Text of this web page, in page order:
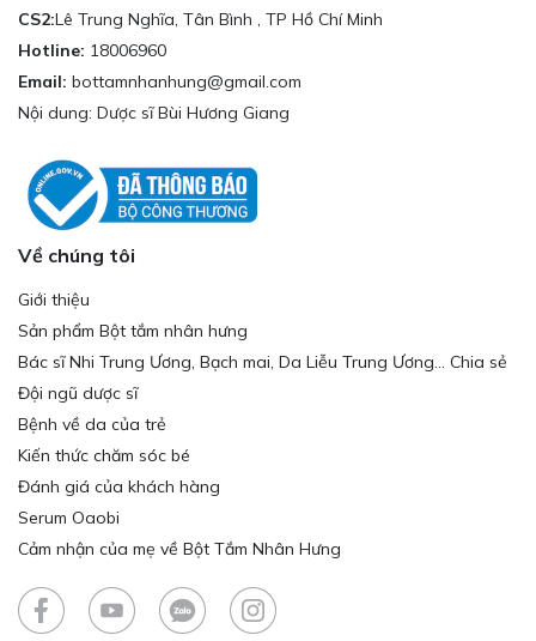
CS2:Lê Trung Nghĩa, Tân Bình , TP Hồ Chí Minh
Hotline: 18006960
Email: bottamnhanhung@gmail.com
Nội dung: Dược sĩ Bùi Hương Giang
Về chúng tôi
Giới thiệu
Sản phẩm Bột tắm nhân hưng
Bác sĩ Nhi Trung Ương, Bạch mai, Da Liễu Trung Ương... Chia sẻ
Đội ngũ dược sĩ
Bệnh về da của trẻ
Kiến thức chăm sóc bé
Đánh giá của khách hàng
Serum Oaobi
Cảm nhận của mẹ về Bột Tắm Nhân Hưng